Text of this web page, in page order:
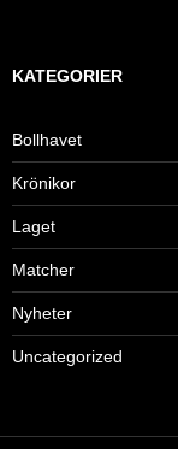
KATEGORIER
Bollhavet
Krönikor
Laget
Matcher
Nyheter
Uncategorized